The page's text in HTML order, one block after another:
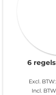
6 regels